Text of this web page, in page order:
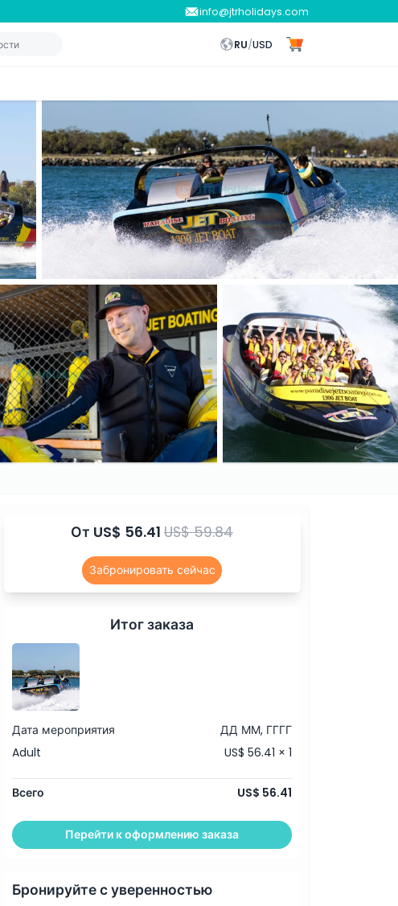
info@jtrholidays.com
RU/USD
От US$ 56.41US$ 59.84
Забронировать сейчас
Итог заказа
Дата мероприятия
ДД ММ, ГГГГ
Adult
US$ 56.41 × 1
Всего US$ 56.41
Перейти к оформлению заказа
Бронируйте с уверенностью